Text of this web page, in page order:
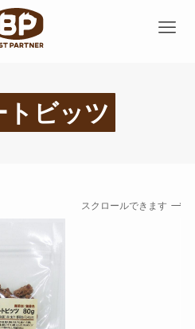
トビッツ
スクロールできます